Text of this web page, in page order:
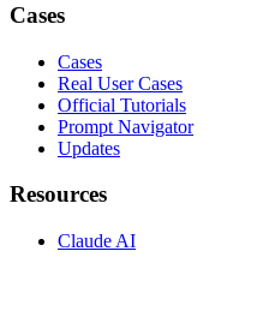
Cases
Cases
Real User Cases
Official Tutorials
Prompt Navigator
Updates
Resources
Claude AI